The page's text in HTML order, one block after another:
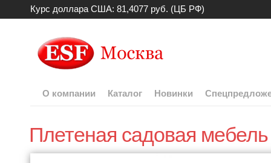
Курс доллара США: 81,4077 руб. (ЦБ РФ)
О компании Каталог Новинки
Плетеная садовая мебель